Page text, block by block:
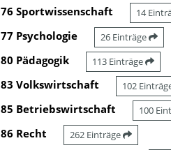
76 Sportwissenschaft 14
77 Psychologie 26 Einträge
80 Pädagogik 113 Einträge
83 Volkswirtschaft 102
85 Betriebswirtschaft 100
86 Recht 262 Einträge